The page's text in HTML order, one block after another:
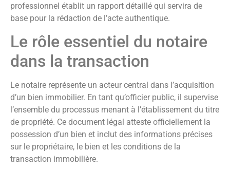
professionnel établit un rapport détaillé qui servira de
base pour la rédaction de l’acte authentique.
Le rôle essentiel du notaire
dans la transaction
Le notaire représente un acteur central dans l’acquisition
d’un bien immobilier. En tant qu’officier public, il supervise
l’ensemble du processus menant à l’établissement du titre
de propriété. Ce document légal atteste officiellement la
possession d’un bien et inclut des informations précises
sur le propriétaire, le bien et les conditions de la
transaction immobilière.